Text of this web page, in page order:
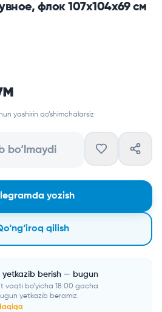
флок 107х104х69 см
yashirin qo‘shimchalarsiz
bo‘lmaydi
yozish
qilish
yetkazib berish — bugun
vaqti bo‘yicha 18:00 gacha
yetkazib beramiz.